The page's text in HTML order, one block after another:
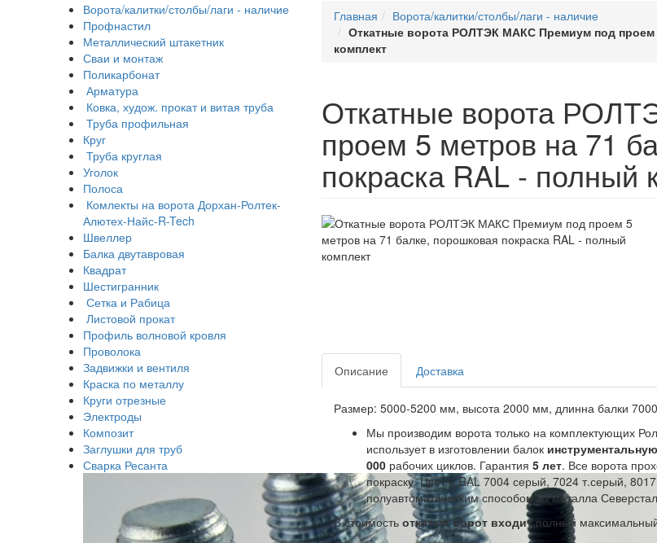
Ворота/калитки/столбы/лаги - наличие
Профнастил
Металлический штакетник
Сваи и монтаж
Поликарбонат
Арматура
Ковка, худож. прокат и витая труба
Труба профильная
Круг
Труба круглая
Уголок
Полоса
Комлекты на ворота Дорхан-Ролтек-
Алютех-Найс-R-Tech
Швеллер
Балка двутавровая
Квадрат
Шестигранник
Сетка и Рабица
Листовой прокат
Профиль волновой кровля
Проволока
Задвижки и вентиля
Краска по металлу
Круги отрезные
Электроды
Композит
Заглушки для труб
Сварка Ресанта
Главная
Ворота/калитки/столбы/лаги - наличие
Откатные ворота РОЛТЭК МАКС Премиум под проем
комплект
Откатные ворота
проем 5 метров на 71
покраска RAL - полный
Описание
Доставка
Размер: 5000-5200 мм, высота 2000 мм, длинна балки
Мы производим ворота только на комплектующих
использует в изготовлении балок инструментальную
000рабочих циклов. Гарантия 5 лет. Все ворота
покраску. Цвета: RAL 7004 серый, 7024 т.серый,
полуавтоматическим способом из металла
В стоимостьоткатых ворот входитполный